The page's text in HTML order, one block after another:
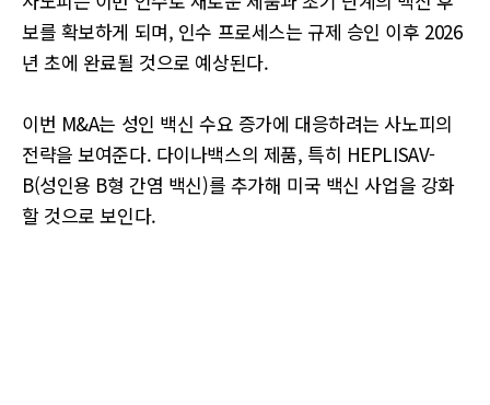
보를 확보하게 되며, 인수 프로세스는 규제 승인 이후 2026
년 초에 완료될 것으로 예상된다.
이번 M&A는 성인 백신 수요 증가에 대응하려는 사노피의
전략을 보여준다. 다이나백스의 제품, 특히 HEPLISAV-
B(성인용 B형 간염 백신)를 추가해 미국 백신 사업을 강화
할 것으로 보인다.